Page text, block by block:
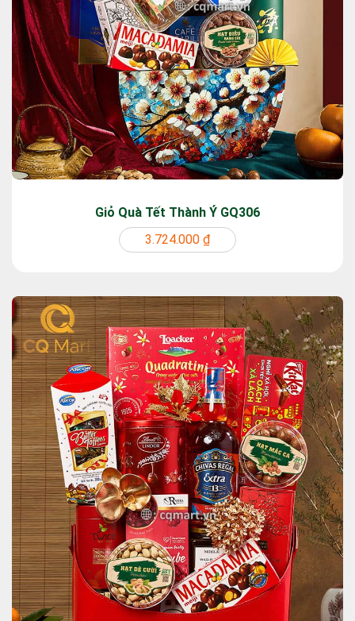
Giỏ Quà Tết Thành Ý GQ306
3.724.000 ₫